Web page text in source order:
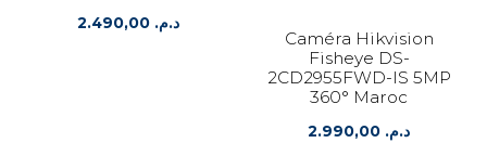
د.م. 2.490,00
Caméra Hikvision
Fisheye DS-
2CD2955FWD-IS 5MP
360° Maroc
د.م.